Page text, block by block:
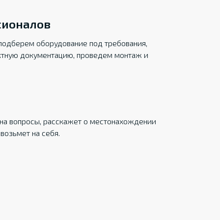
оборудование под требования,
документацию, проведем монтаж и
вопросы, расскажет о местонахождении
на себя.